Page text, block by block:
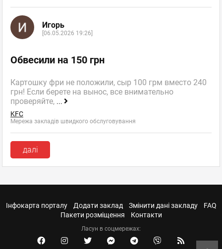
Игорь
[06.05.2026 19:26]
Обвесили на 150 грн
Картошку фри не положили, сыр 100 грм вместо 240
грн! Если берете на вынос, все внимательно
проверяйте, ...
KFC
Мережа закладів швидкого обслуговування
далі
Інфокарта порталу Додати заклад Змінити дані закладу
FAQ
Пакети розміщення
Контакти
Ласун в соцмережах: